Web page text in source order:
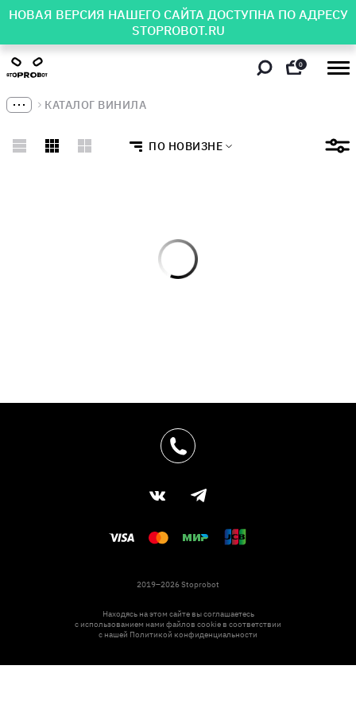
НОВАЯ ВЕРСИЯ НАШЕГО САЙТА ДОСТУПНА ПО АДРЕСУ
STOPROBOT.RU
0
КАТАЛОГ ВИНИЛА
ПО НОВИЗНЕ
2019–2026 Stoprobot
Находясь на этом сайте вы соглашаетесь
с использованием нами файлов cookie в соответствии
с нашей Политикой конфиденциальности